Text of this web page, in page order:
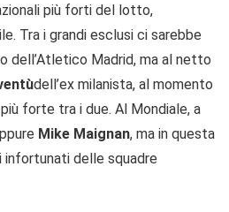
più forti del lotto,
Tra i grandi esclusi ci sarebbe
dell’Atletico Madrid, ma al netto
dell’ex milanista, al momento
forte tra i due. Al Mondiale, a
Mike Maignan, ma in questa
infortunati delle squadre